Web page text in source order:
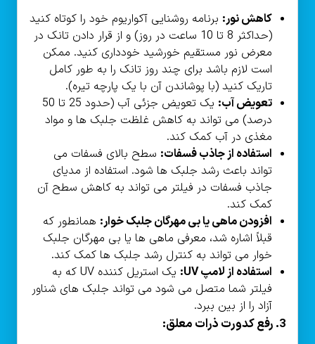
کاهش نور: برنامه روشنایی آکواریوم خود را کوتاه کنید
(حداکثر 8 تا 10 ساعت در روز) و از قرار دادن تانک در
معرض نور مستقیم خورشید خودداری کنید. ممکن
است لازم باشد برای چند روز تانک را به طور کامل
تاریک کنید (با پوشاندن آن با یک پارچه تیره).
تعویض آب:
یک تعویض جزئی آب (حدود 25 تا 50
درصد) می تواند به کاهش غلظت جلبک ها و مواد
مغذی در آب کمک کند.
استفاده از جاذب فسفات: سطح بالای فسفات می
تواند باعث رشد جلبک ها شود. استفاده از مدیای
جاذب فسفات در فیلتر می تواند به کاهش سطح آن
کمک کند.
افزودن ماهی یا بی مهرگان جلبک خوار: همانطور که
قبلاً اشاره شد، معرفی ماهی ها یا بی مهرگان جلبک
خوار می تواند به کنترل رشد جلبک ها کمک کند.
استفاده از لامپ UV:
یک استریل کننده UV که به
فیلتر شما متصل می شود می تواند جلبک های شناور
آزاد را از بین ببرد.
3. رفع کدورت ذرات معلق: